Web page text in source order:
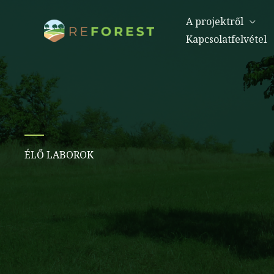
tartalomra
A projektről
Kapcsolatfelvétel
ÉLŐ LABOROK